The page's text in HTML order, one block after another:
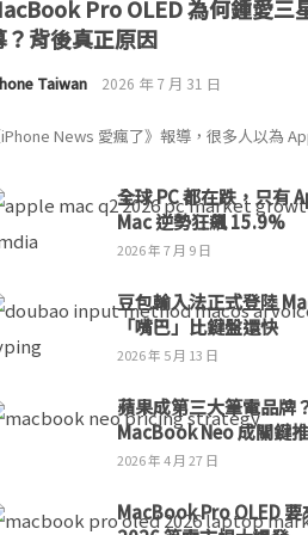
Pro OLED 為何鍾愛三
？背後真正原因
Taiwan 2026 年 7 月 31 日
News 愛瘋了》報導，很多人以為
全球 PC 都在跌，只有
Mac 逆勢狂飆 15.9%
2026 年 7 月 9 日
豆包輸入法正式登陸
「嘴巴」比鍵盤還快
2026 年 5 月 13 日
蘋果成第三大筆電品牌
MacBook Neo 成關鍵
2026 年 4 月 27 日
MacBook Pro OLED 要